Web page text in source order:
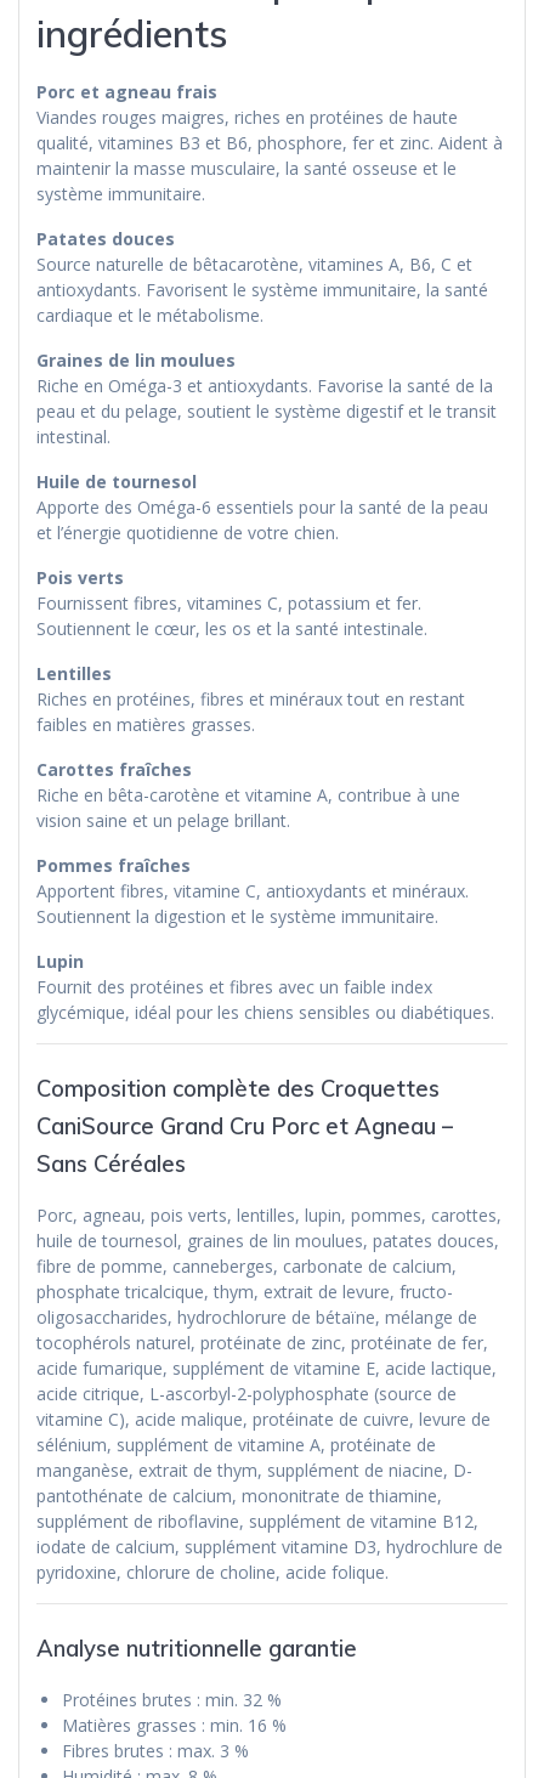
ingrédients
Porc et agneau frais
Viandes rouges maigres, riches en protéines de haute
qualité, vitamines B3 et B6, phosphore, fer et zinc. Aident à
maintenir la masse musculaire, la santé osseuse et le
système immunitaire.
Patates douces
Source naturelle de bêtacarotène, vitamines A, B6, C et
antioxydants. Favorisent le système immunitaire, la santé
cardiaque et le métabolisme.
Graines de lin moulues
Riche en Oméga-3 et antioxydants. Favorise la santé de la
peau et du pelage, soutient le système digestif et le transit
intestinal.
Huile de tournesol
Apporte des Oméga-6 essentiels pour la santé de la peau
et l’énergie quotidienne de votre chien.
Pois verts
Fournissent fibres, vitamines C, potassium et fer.
Soutiennent le cœur, les os et la santé intestinale.
Lentilles
Riches en protéines, fibres et minéraux tout en restant
faibles en matières grasses.
Carottes fraîches
Riche en bêta-carotène et vitamine A, contribue à une
vision saine et un pelage brillant.
Pommes fraîches
Apportent fibres, vitamine C, antioxydants et minéraux.
Soutiennent la digestion et le système immunitaire.
Lupin
Fournit des protéines et fibres avec un faible index
glycémique, idéal pour les chiens sensibles ou diabétiques.
Composition complète des Croquettes
CaniSource Grand Cru Porc et Agneau –
Sans Céréales
Porc, agneau, pois verts, lentilles, lupin, pommes, carottes,
huile de tournesol, graines de lin moulues, patates douces,
fibre de pomme, canneberges, carbonate de calcium,
phosphate tricalcique, thym, extrait de levure, fructo-
oligosaccharides, hydrochlorure de bétaïne, mélange de
tocophérols naturel, protéinate de zinc, protéinate de fer,
acide fumarique, supplément de vitamine E, acide lactique,
acide citrique, L-ascorbyl-2-polyphosphate (source de
vitamine C), acide malique, protéinate de cuivre, levure de
sélénium, supplément de vitamine A, protéinate de
manganèse, extrait de thym, supplément de niacine, D-
pantothénate de calcium, mononitrate de thiamine,
supplément de riboflavine, supplément de vitamine B12,
iodate de calcium, supplément vitamine D3, hydrochlure de
pyridoxine, chlorure de choline, acide folique.
Analyse nutritionnelle garantie
Protéines brutes : min. 32 %
Matières grasses : min. 16 %
Fibres brutes : max. 3 %